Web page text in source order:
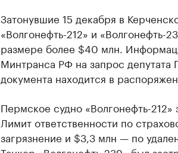
Затонувшие 15 декабря в
«Волгонефть-212» и «Волгонефть-
размере более $40 млн.
Минтранса РФ на запрос депутата
документа находится в
Пермское судно «Волгонефть-212»
Лимит ответственности по
загрязнение и $3,3 млн — по